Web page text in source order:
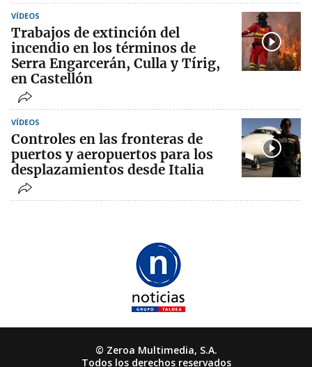
VÍDEOS
Trabajos de extinción del
incendio en los términos de
Serra Engarcerán, Culla y Tírig,
en Castellón
VÍDEOS
Controles en las fronteras de
puertos y aeropuertos para los
desplazamientos desde Italia
© Zeroa Multimedia, S.A.
Todos los derechos reservados